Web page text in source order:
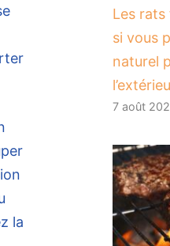
la
Les
si vous
naturel
7 août